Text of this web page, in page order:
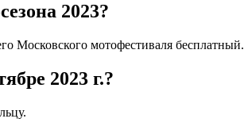
2023?
Московского мотофестиваля бесплатный.
2023 г.?